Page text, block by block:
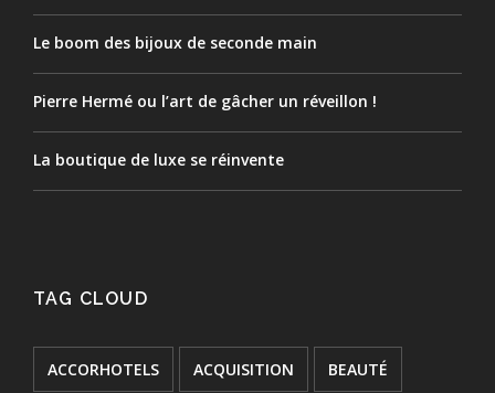
Le boom des bijoux de seconde main
Pierre Hermé ou l’art de gâcher un réveillon !
La boutique de luxe se réinvente
TAG CLOUD
ACCORHOTELS ACQUISITION BEAUTÉ